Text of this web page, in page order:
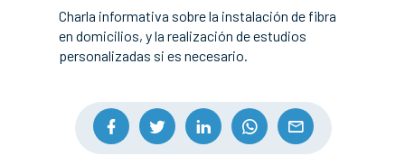
Charla informativa sobre la instalación de fibra
en domicilios, y la realización de estudios
personalizadas si es necesario.